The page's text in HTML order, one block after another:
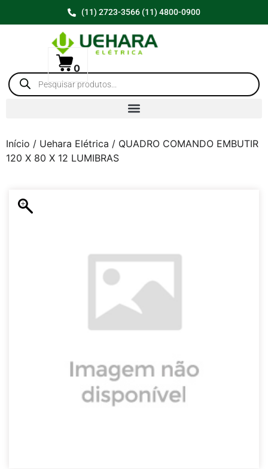
(11) 2723-3566 (11) 4800-0900
0
Início / Uehara Elétrica / QUADRO COMANDO EMBUTIR
120 X 80 X 12 LUMIBRAS